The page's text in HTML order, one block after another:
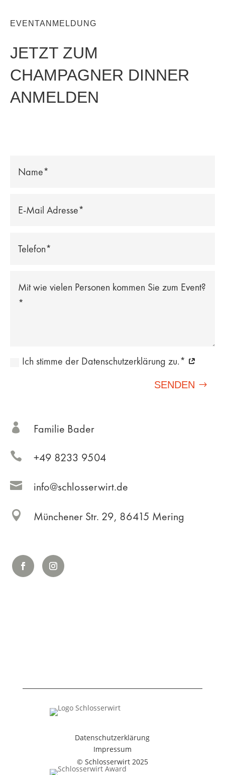
EVENTANMELDUNG
JETZT ZUM
CHAMPAGNER DINNER
ANMELDEN
Ich stimme der Datenschutzerklärung zu.*
SENDEN
 Familie Bader
 +49 8233 9504
 info@schlosserwirt.de
 Münchener Str. 29, 86415 Mering
Datenschutzerklärung
Impressum
© Schlosserwirt 2025